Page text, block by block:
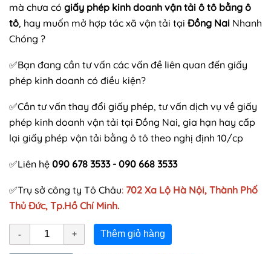
mà chưa có giấy phép kinh doanh vận tải ô tô bằng ô
tô, hay muốn mở hợp tác xã vận tải tại Đồng Nai Nhanh
Chóng ?
✅Bạn đang cần tư vấn các vấn đề liên quan đến giấy
phép kinh doanh có điều kiện?
✅Cần tư vấn thay đổi giấy phép, tư vấn dịch vụ về giấy
phép kinh doanh vận tải tại Đồng Nai, gia hạn hay cấp
lại giấy phép vận tải bằng ô tô theo nghị định 10/cp
✅Liên hệ 090 678 3533 - 090 668 3533
✅Trụ sở công ty Tô Châu: 702 Xa Lộ Hà Nội, Thành Phố
Thủ Đức, Tp.Hồ Chí Minh.
Thêm giỏ hàng